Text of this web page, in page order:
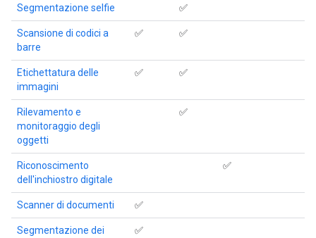
Segmentazione selfie ✅
Scansione di codici a
barre
✅ ✅
Etichettatura delle
immagini
✅ ✅
Rilevamento e
monitoraggio degli
oggetti
✅
Riconoscimento
dell'inchiostro digitale
✅
Scanner di documenti ✅
Segmentazione dei
✅